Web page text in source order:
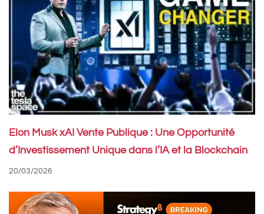
Elon Musk xAI Vente Publique : Une Opportunité
d’Investissement Unique dans l’IA et la Blockchain
20/03/2026